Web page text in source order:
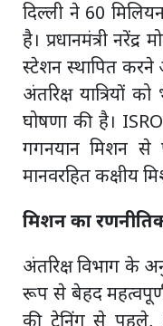
दिल्ली ने 60
है। प्रधानमंत्री
स्टेशन स्थापित करने
अंतरिक्ष यात्रियों
घोषणा की है।
गगनयान मिशन
मानवरहित कक्षीय
मिशन का
अंतरिक्ष विभाग के
रूप से बेहद